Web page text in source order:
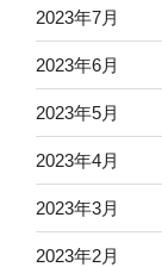
2023年7月
2023年6月
2023年5月
2023年4月
2023年3月
2023年2月